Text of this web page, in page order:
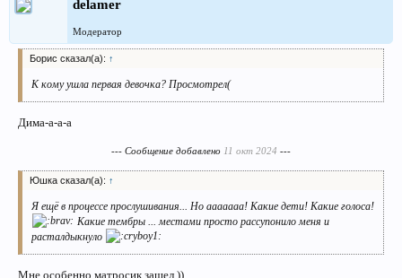
delamer
Модератор
Борис сказал(а): ↑
К кому ушла первая девочка? Просмотрел(
Дима-а-а-а
--- Сообщение добавлено 11 окт 2024 ---
Юшка сказал(а): ↑
Я ещё в процессе прослушивания... Но ааааааа! Какие дети! Какие голоса!
Какие тембры ... местами просто рассупонило меня и
расталдыкнуло
Мне особенно матросик зашел ))